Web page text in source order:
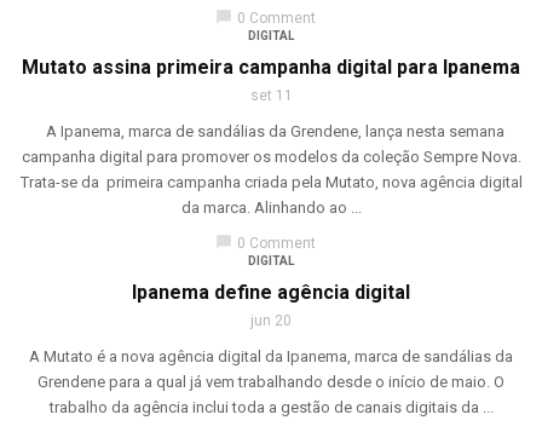
chat_bubble 0 Comment
DIGITAL
Mutato assina primeira campanha digital para Ipanema
set 11
A Ipanema, marca de sandálias da Grendene, lança nesta semana
campanha digital para promover os modelos da coleção Sempre Nova.
Trata-se da primeira campanha criada pela Mutato, nova agência digital
da marca. Alinhando ao ...
chat_bubble 0 Comment
DIGITAL
Ipanema define agência digital
jun 20
A Mutato é a nova agência digital da Ipanema, marca de sandálias da
Grendene para a qual já vem trabalhando desde o início de maio. O
trabalho da agência inclui toda a gestão de canais digitais da ...